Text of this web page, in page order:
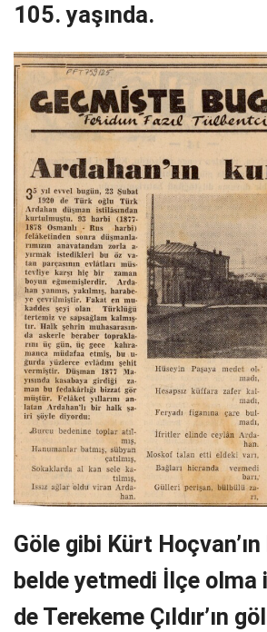
105. yaşında.
Göle gibi Kürt
belde yetmedi İlçe olma
de Terekeme Çıldır’ın